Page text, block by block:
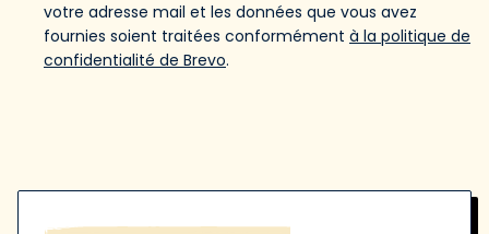
votre adresse mail et les données que vous avez
fournies soient traitées conformément à la politique de
confidentialité de Brevo.